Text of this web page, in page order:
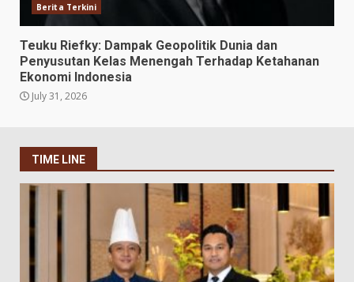
Berita Terkini
Teuku Riefky: Dampak Geopolitik Dunia dan
Penyusutan Kelas Menengah Terhadap Ketahanan
Ekonomi Indonesia
July 31, 2026
TIME LINE